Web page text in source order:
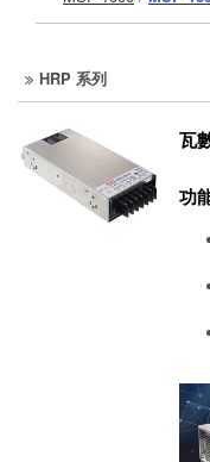
HRP 系列
瓦
功